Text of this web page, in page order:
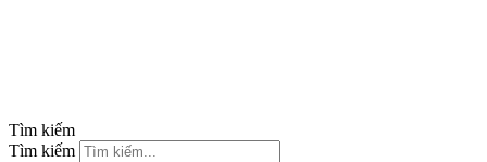
Tìm kiếm
Tìm kiếm